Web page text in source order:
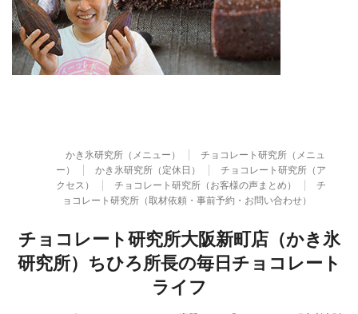
かき氷研究所（メニュー）
チョコレート研究所（メニュ
ー）
かき氷研究所（定休日）
チョコレート研究所（ア
クセス）
チョコレート研究所（お客様の声まとめ）
チ
ョコレート研究所（取材依頼・事前予約・お問い合わせ）
チョコレート研究所大阪新町店（かき氷
研究所）ちひろ所長の毎日チョコレート
ライフ